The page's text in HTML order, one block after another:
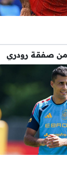
من صفقة رودري